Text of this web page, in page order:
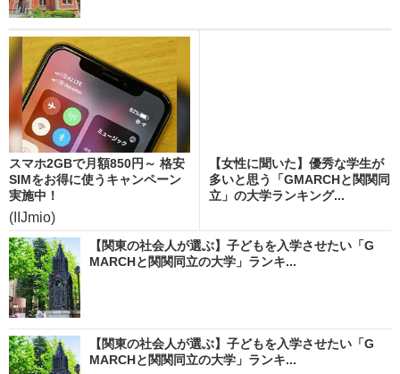
スマホ2GBで月額850円～ 格安
SIMをお得に使うキャンペーン
実施中！
(IIJmio)
【女性に聞いた】優秀な学生が
多いと思う「GMARCHと関関同
立」の大学ランキング...
【関東の社会人が選ぶ】子どもを入学させたい「G
MARCHと関関同立の大学」ランキ...
【関東の社会人が選ぶ】子どもを入学させたい「G
MARCHと関関同立の大学」ランキ...